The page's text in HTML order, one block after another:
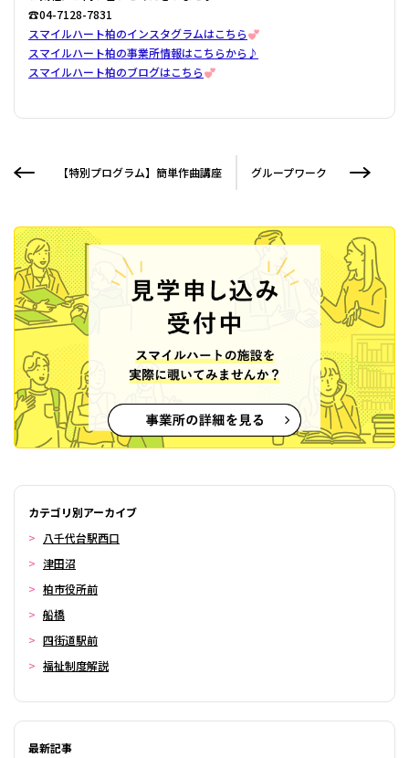
☎04-7128-7831
スマイルハート柏のインスタグラムはこちら
スマイルハート柏の事業所情報はこちらから♪
スマイルハート柏のブログはこちら
【特別プログラム】簡単作曲講座 グループワーク
カテゴリ別アーカイブ
八千代台駅西口
津田沼
柏市役所前
船橋
四街道駅前
福祉制度解説
最新記事